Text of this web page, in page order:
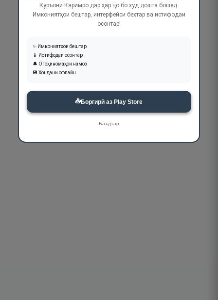
Қуръони Каримро дар ҳар ҷо бо худ дошта бошед.
Имкониятҳои бештар, интерфейси беҳтар ва истифодаи
осонтар!
✨ Имкониятҳои бештар
📱 Истифодаи осонтар
🔔 Огоҳиномаҳои намоз
💾 Хондани офлайн
📥Боргирӣ аз Play Store
Баъдтар